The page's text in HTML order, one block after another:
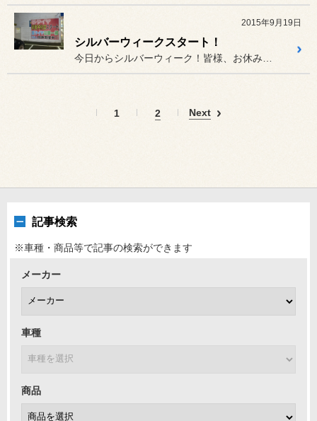
2015年9月19日
シルバーウィークスタート！
1 2 Next
記事検索
※車種・商品等で記事の検索ができます
メーカー
車種
商品